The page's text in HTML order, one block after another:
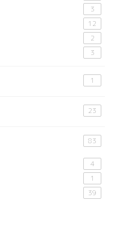
3
12
2
3
1
23
83
4
1
39